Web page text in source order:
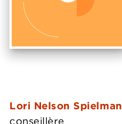
Lori Nelson Spielman
conseillère